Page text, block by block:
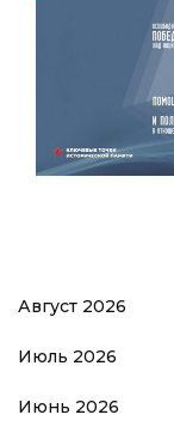
Август 2026
Июль 2026
Июнь 2026